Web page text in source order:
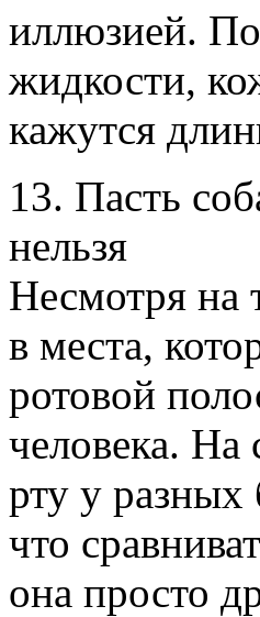
иллюзией.
жидкости,
кажутся
13. Пасть
нельзя
Несмотря на
в места,
ротовой
человека.
рту у разных
что
она просто